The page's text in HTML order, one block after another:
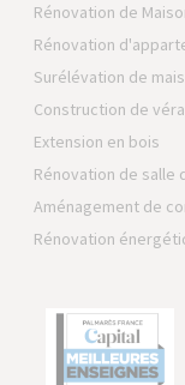
Rénovation de
Rénovation
Surélévation de
Construction de
Extension en bois
Rénovation de salle
Aménagement de
Rénovation